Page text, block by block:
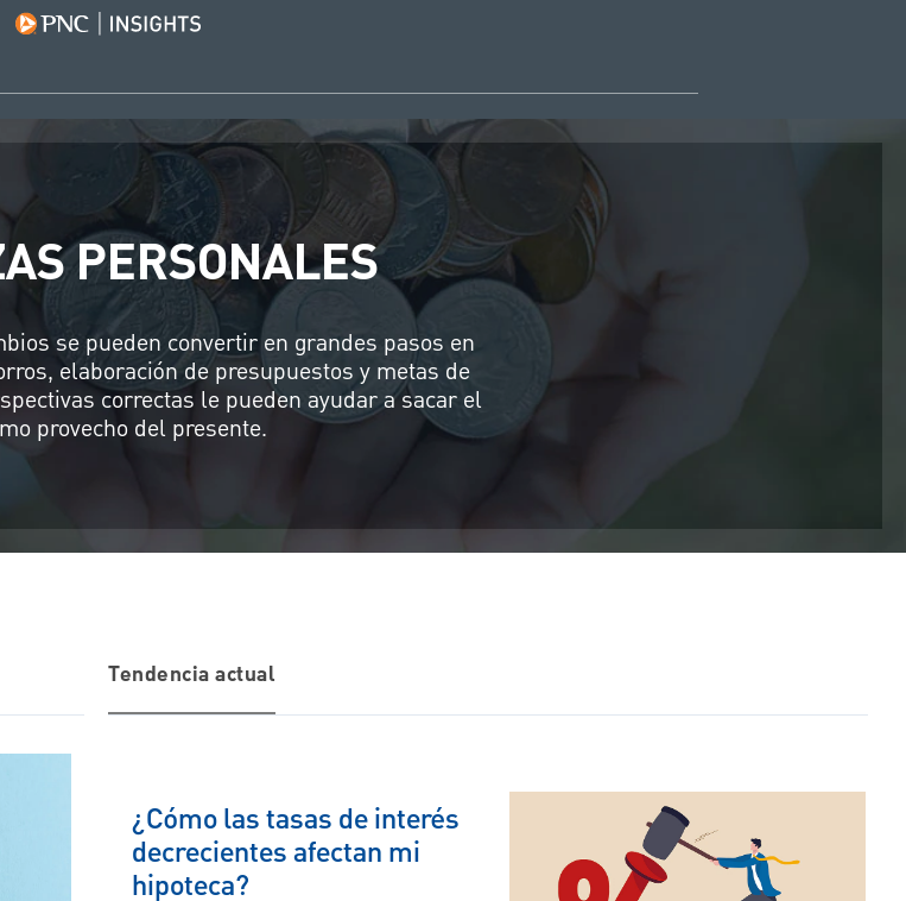
PERSONALES
se pueden convertir en grandes pasos en
elaboración de presupuestos y metas de
correctas le pueden ayudar a sacar el
provecho del presente.
Tendencia actual
¿Cómo las tasas de interés
decrecientes afectan mi
hipoteca?